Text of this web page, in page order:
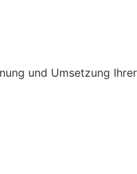
und Umsetzung Ihrer